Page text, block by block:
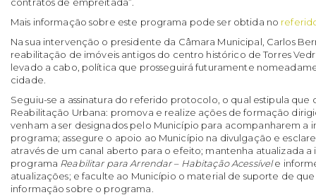
Mais informação sobre este programa pode ser obtida no
Na sua intervenção o presidente da Câmara Municipal, Carlos
reabilitação de imóveis antigos do centro histórico de Torres
levado a cabo, política que prosseguirá futuramente
cidade.
Seguiu-se a assinatura do referido protocolo, o qual estipula que
Reabilitação Urbana: promova e realize ações de formação
venham a ser designados pelo Município para acompanharem
programa; assegure o apoio ao Município na divulgação e
através de um canal aberto para o efeito; mantenha atualizada
programa Reabilitar para Arrendar – Habitação Acessívele
atualizações; e faculte ao Município o material de suporte de
informação sobre o programa.